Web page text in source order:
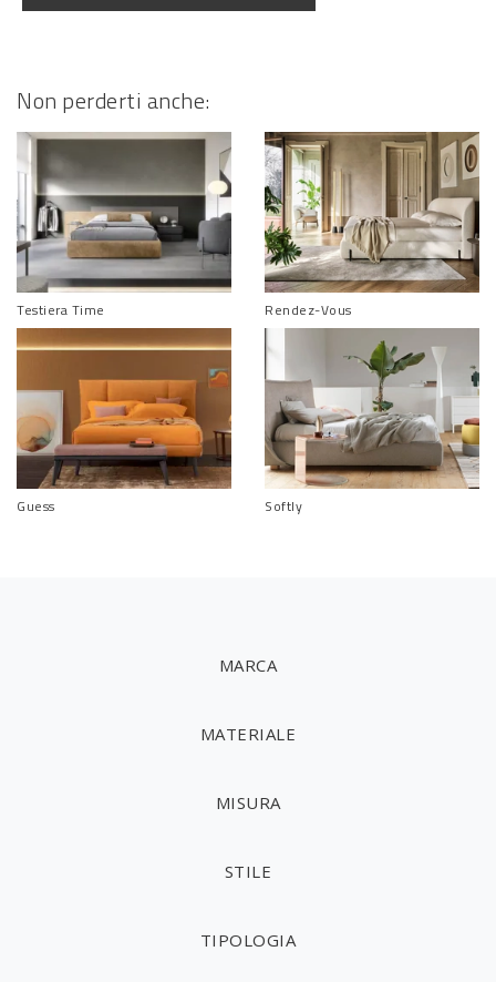
Non perderti anche:
Testiera Time Rendez-Vous
Guess Softly
MARCA
MATERIALE
MISURA
STILE
TIPOLOGIA